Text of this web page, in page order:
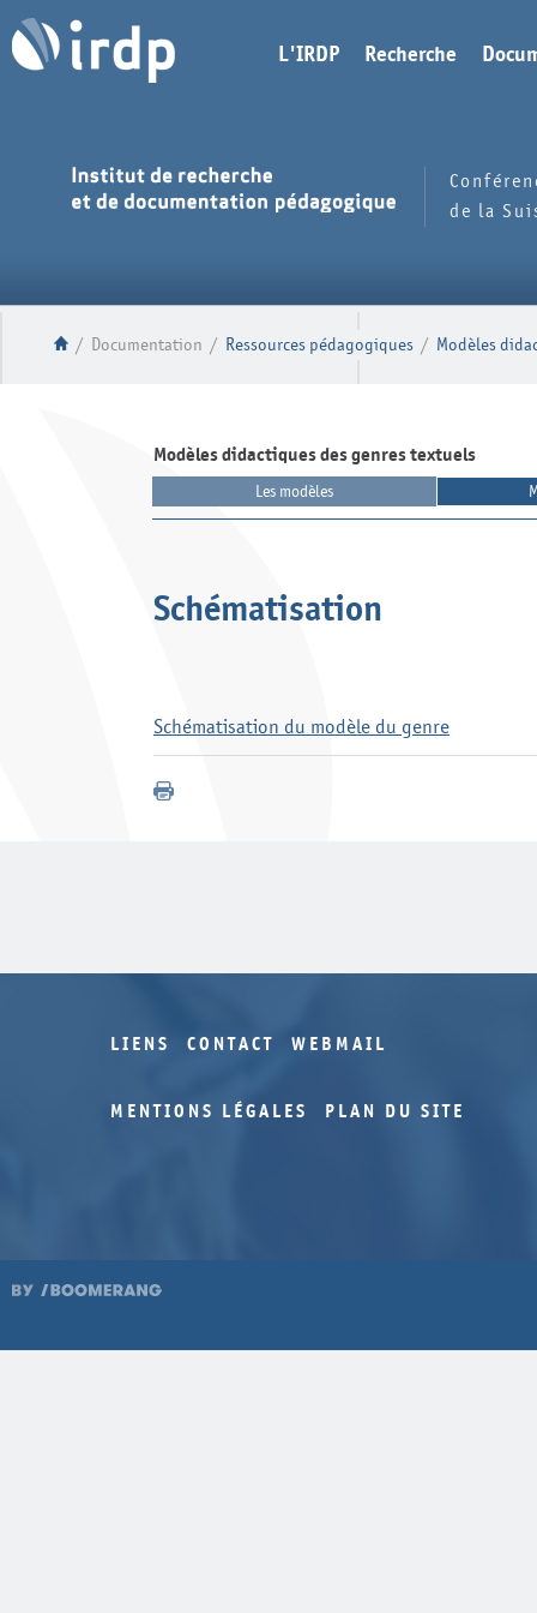
L'IRDP Recherche
de la
/ Documentation / Ressources pédagogiques / Modèles
Modèles didactiques des genres textuels
Les modèles
Schématisation
Schématisation du modèle du genre
LIENS CONTACT WEBMAIL
MENTIONS LÉGALES PLAN DU SITE